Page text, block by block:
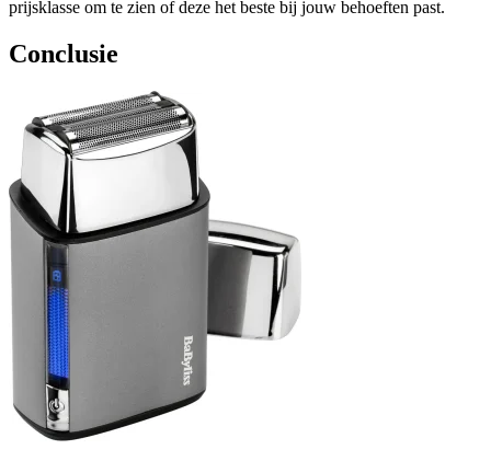
prijsklasse om te zien of deze het beste bij jouw behoeften past.
Conclusie